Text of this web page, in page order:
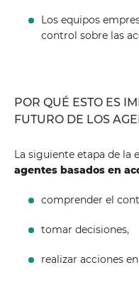
Los equipos
control sobre las
POR QUÉ ESTO ES
FUTURO DE LOS
La siguiente etapa de la
agentes basados ​​en
comprender el
tomar decisiones,
realizar acciones